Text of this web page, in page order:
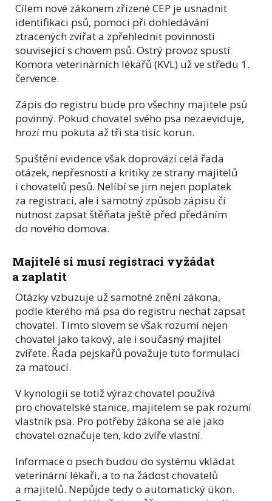
Cílem nové zákonem zřízené CEP je usnadnit
identifikaci psů, pomoci při dohledávání
ztracených zvířat a zpřehlednit povinnosti
související s chovem psů. Ostrý provoz spustí
Komora veterinárních lékařů (KVL) už ve středu 1.
července.
Zápis do registru bude pro všechny majitele psů
povinný. Pokud chovatel svého psa nezaeviduje,
hrozí mu pokuta až tři sta tisíc korun.
Spuštění evidence však doprovází celá řada
otázek, nepřesností a kritiky ze strany majitelů
i chovatelů pesů. Nelíbí se jim nejen poplatek
za registraci, ale i samotný způsob zápisu či
nutnost zapsat štěňata ještě před předáním
do nového domova.
Majitelé si musí registraci vyžádat
a zaplatit
Otázky vzbuzuje už samotné znění zákona,
podle kterého má psa do registru nechat zapsat
chovatel. Tímto slovem se však rozumí nejen
chovatel jako takový, ale i současný majitel
zvířete. Řada pejskařů považuje tuto formulaci
za matoucí.
V kynologii se totiž výraz chovatel používá
pro chovatelské stanice, majitelem se pak rozumí
vlastník psa. Pro potřeby zákona se ale jako
chovatel označuje ten, kdo zvíře vlastní.
Informace o psech budou do systému vkládat
veterinární lékaři, a to na žádost chovatelů
a majitelů. Nepůjde tedy o automatický úkon.